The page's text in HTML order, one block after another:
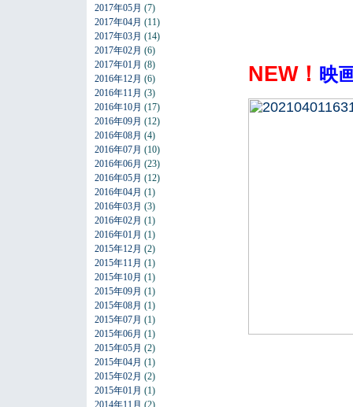
2017年05月 (7)
2017年04月 (11)
2017年03月 (14)
2017年02月 (6)
2017年01月 (8)
2016年12月 (6)
2016年11月 (3)
2016年10月 (17)
2016年09月 (12)
2016年08月 (4)
2016年07月 (10)
2016年06月 (23)
2016年05月 (12)
2016年04月 (1)
2016年03月 (3)
2016年02月 (1)
2016年01月 (1)
2015年12月 (2)
2015年11月 (1)
2015年10月 (1)
2015年09月 (1)
2015年08月 (1)
2015年07月 (1)
2015年06月 (1)
2015年05月 (2)
2015年04月 (1)
2015年02月 (2)
2015年01月 (1)
2014年11月 (2)
NEW！ 映